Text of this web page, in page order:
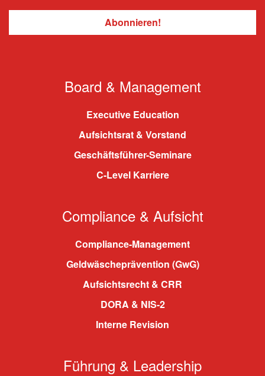
Board & Management
Executive Education
Aufsichtsrat & Vorstand
Geschäftsführer-Seminare
C-Level Karriere
Compliance & Aufsicht
Compliance-Management
Geldwäscheprävention (GwG)
Aufsichtsrecht & CRR
DORA & NIS-2
Interne Revision
Führung & Leadership